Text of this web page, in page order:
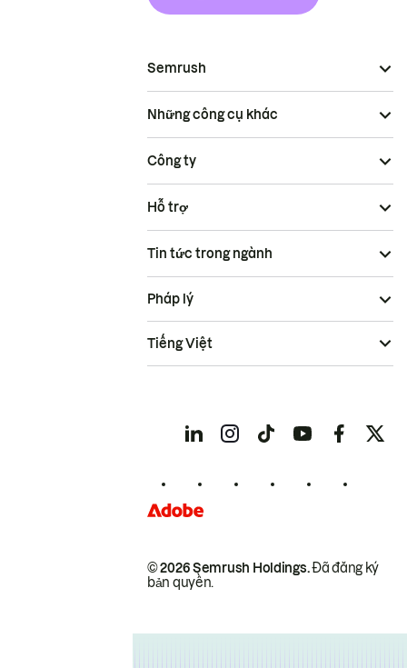
Semrush
Những công cụ khác
Công ty
Hỗ trợ
Tin tức trong ngành
© 2026 Semrush Holdings.Đã đăng ký
bản quyền.
Pháp lý
Tiếng Việt